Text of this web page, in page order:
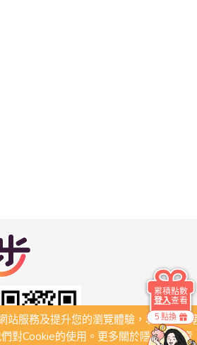
站服務及提升您的瀏覽體驗，若繼續瀏
對Cookie的使用。更多關於隱私保護資
5 點換
累積點數
登入查看